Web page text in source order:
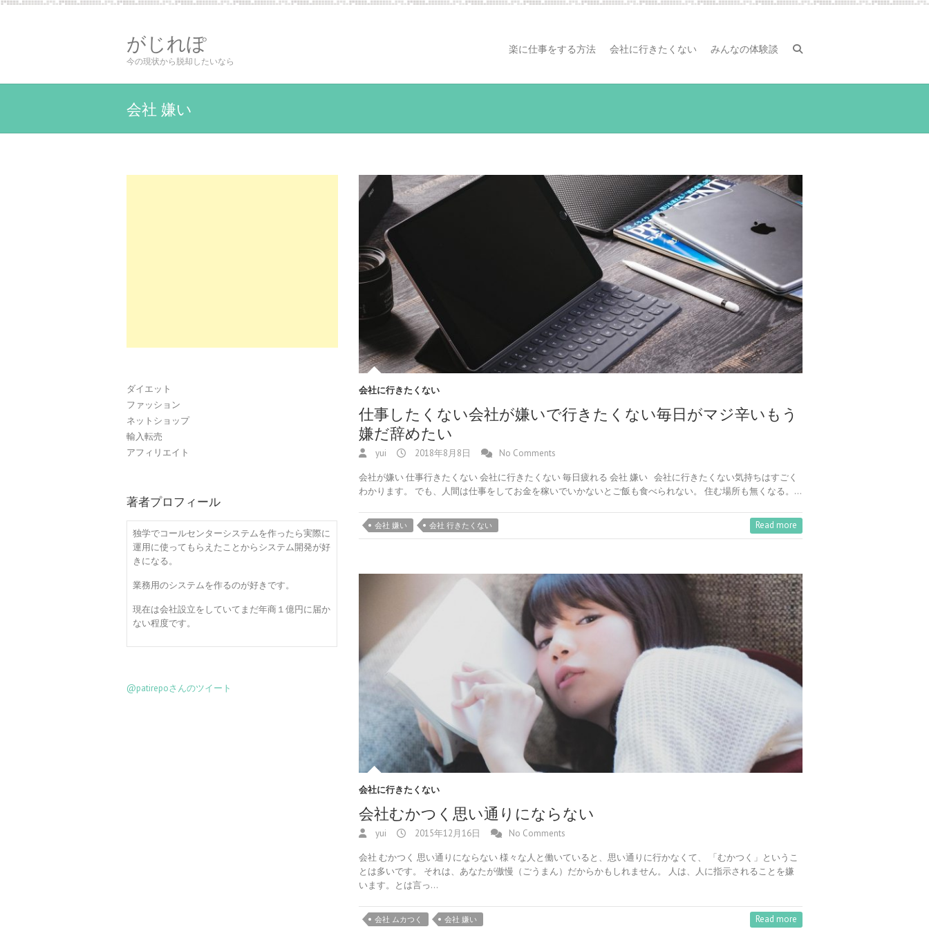
がじれぽ
今の現状から脱却したいなら
楽に仕事をする方法 会社に行きたくない みんなの体験談
会社 嫌い
会社に行きたくない
仕事したくない会社が嫌いで行きたくない毎日がマジ辛いもう
嫌だ辞めたい
yui 2018年8月8日 No Comments
会社が嫌い 仕事行きたくない 会社に行きたくない 毎日疲れる 会社 嫌い 会社に行きたくない気持ちはすごく
わかります。 でも、人間は仕事をしてお金を稼いでいかないとご飯も食べられない。 住む場所も無くなる。…
会社 嫌い 会社 行きたくない Read more
会社に行きたくない
会社むかつく思い通りにならない
yui 2015年12月16日 No Comments
会社 むかつく 思い通りにならない 様々な人と働いていると、思い通りに行かなくて、 「むかつく」というこ
とは多いです。 それは、あなたが傲慢（ごうまん）だからかもしれません。 人は、人に指示されることを嫌
います。とは言っ…
会社 ムカつく 会社 嫌い Read more
ダイエット
ファッション
ネットショップ
輸入転売
アフィリエイト
著者プロフィール
独学でコールセンターシステムを作ったら実際に
運用に使ってもらえたことからシステム開発が好
きになる。
業務用のシステムを作るのが好きです。
現在は会社設立をしていてまだ年商１億円に届か
ない程度です。
@patirepoさんのツイート